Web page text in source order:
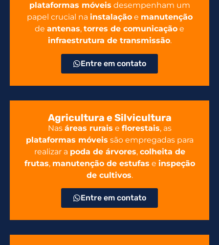
plataformas móveis desempenham um
papel crucial na instalaçãoe manutenção
de antenas, torres de comunicação e
infraestrutura de transmissão.
Entre em contato
Agricultura e Silvicultura
Nas áreas rurais e florestais, as
plataformas móveis são empregadas para
realizar a poda de árvores, colheita de
frutas, manutenção de estufas e inspeção
de cultivos.
Entre em contato